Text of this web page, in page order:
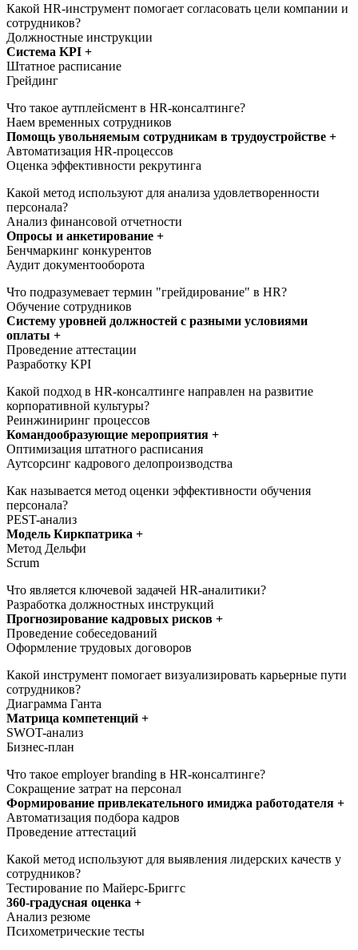
Какой HR-инструмент помогает согласовать цели компании и
сотрудников?
Должностные инструкции
Система KPI +
Штатное расписание
Грейдинг
Что такое аутплейсмент в HR-консалтинге?
Наем временных сотрудников
Помощь увольняемым сотрудникам в трудоустройстве +
Автоматизация HR-процессов
Оценка эффективности рекрутинга
Какой метод используют для анализа удовлетворенности
персонала?
Анализ финансовой отчетности
Опросы и анкетирование +
Бенчмаркинг конкурентов
Аудит документооборота
Что подразумевает термин "грейдирование" в HR?
Обучение сотрудников
Систему уровней должностей с разными условиями
оплаты +
Проведение аттестации
Разработку KPI
Какой подход в HR-консалтинге направлен на развитие
корпоративной культуры?
Реинжиниринг процессов
Командообразующие мероприятия +
Оптимизация штатного расписания
Аутсорсинг кадрового делопроизводства
Как называется метод оценки эффективности обучения
персонала?
PEST-анализ
Модель Киркпатрика +
Метод Дельфи
Scrum
Что является ключевой задачей HR-аналитики?
Разработка должностных инструкций
Прогнозирование кадровых рисков +
Проведение собеседований
Оформление трудовых договоров
Какой инструмент помогает визуализировать карьерные пути
сотрудников?
Диаграмма Ганта
Матрица компетенций +
SWOT-анализ
Бизнес-план
Что такое employer branding в HR-консалтинге?
Сокращение затрат на персонал
Формирование привлекательного имиджа работодателя +
Автоматизация подбора кадров
Проведение аттестаций
Какой метод используют для выявления лидерских качеств у
сотрудников?
Тестирование по Майерс-Бриггс
360-градусная оценка +
Анализ резюме
Психометрические тесты